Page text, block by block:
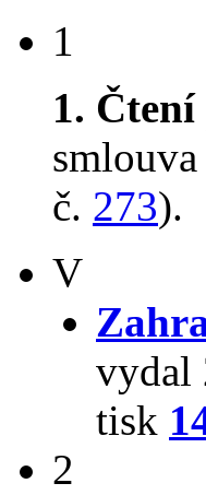
1
1. Čtení
smlouva
č. 273).
V
vydal
tisk
2